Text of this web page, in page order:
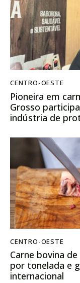
CENTRO-OESTE
Pioneira em
Grosso
indústria de
CENTRO-OESTE
Carne bovina
por tonelada e
internacional